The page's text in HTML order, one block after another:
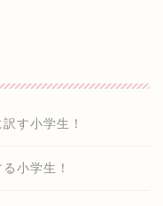
す小学生！
小学生！